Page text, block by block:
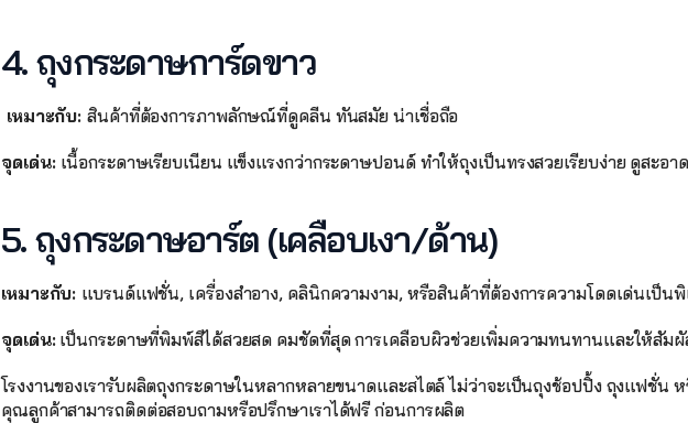
4. ถุงกระดาษการ์ดขาว
เหมาะกับ: สินค้าที่ต้องการภาพลักษณ์ที่ดูคลีน ทันสมัย น่าเชื่อถือ
จุดเด่น: เนื้อกระดาษเรียบเนียน แข็งแรงกว่ากระดาษปอนด์ ทำให้ถุงเป็นทรงสวยเรียบง่าย ดูสะอ
5. ถุงกระดาษอาร์ต (เคลือบเงา/ด้าน)
เหมาะกับ: แบรนด์แฟชั่น, เครื่องสำอาง, คลินิกความงาม, หรือสินค้าที่ต้องการความโดดเด่นเป็น
จุดเด่น: เป็นกระดาษที่พิมพ์สีได้สวยสด คมชัดที่สุด การเคลือบผิวช่วยเพิ่มความทนทานและให้สัม
โรงงานของเรารับผลิตถุงกระดาษในหลากหลายขนาดและสไตล์ ไม่ว่าจะเป็นถุงช้อปปิ้ง ถุงแฟชั่น
คุณลูกค้าสามารถติดต่อสอบถามหรือปรึกษาเราได้ฟรี ก่อนการผลิต